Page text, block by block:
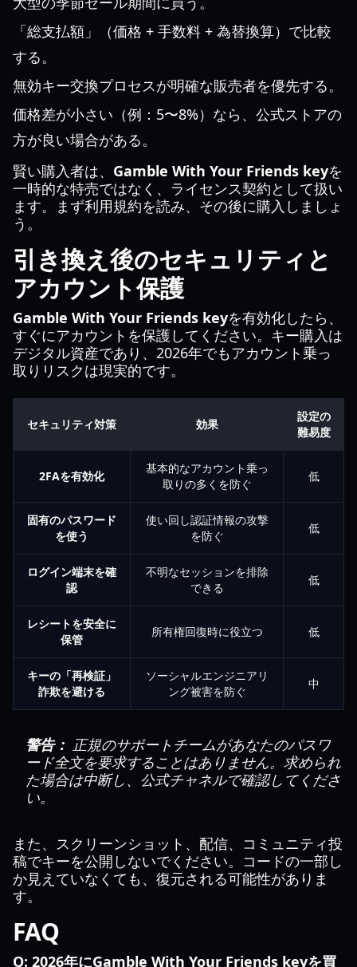
「総支払額」（価格 + 手数料 + 為替換算）で比較
する。
無効キー交換プロセスが明確な販売者を優先する。
価格差が小さい（例：5〜8%）なら、公式ストアの
方が良い場合がある。
賢い購入者は、 Gamble With Your Friends keyを
一時的な特売ではなく、ライセンス契約として扱い
ます。まず利用規約を読み、その後に購入しましょ
う。
引き換え後のセキュリティと
アカウント保護
Gamble With Your Friends keyを有効化したら、
すぐにアカウントを保護してください。キー購入は
デジタル資産であり、2026年でもアカウント乗っ
取りリスクは現実的です。
セキュリティ対策 効果
設定の
難易度
2FAを有効化
基本的なアカウント乗っ
取りの多くを防ぐ
低
固有のパスワード
を使う
使い回し認証情報の攻撃
を防ぐ
低
ログイン端末を確
認
不明なセッションを排除
できる
低
レシートを安全に
保管
所有権回復時に役立つ 低
キーの「再検証」
詐欺を避ける
ソーシャルエンジニアリ
ング被害を防ぐ
中
警告： 正規のサポートチームがあなたのパスワ
ード全文を要求することはありません。求められ
た場合は中断し、公式チャネルで確認してくださ
い。
また、スクリーンショット、配信、コミュニティ投
稿でキーを公開しないでください。コードの一部し
か見えていなくても、復元される可能性がありま
す。
FAQ
Q: 2026年にGamble With Your Friends keyを買